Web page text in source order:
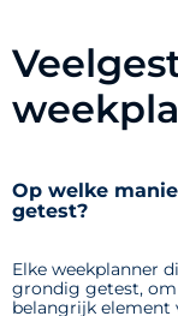
Op welke
getest?
Elke weekplanner
grondig getest, om
belangrijk element